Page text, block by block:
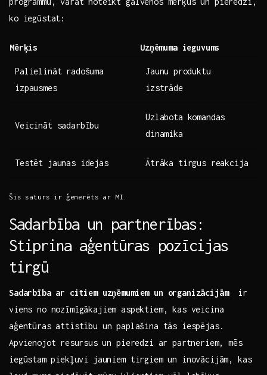
ko iegūstat:
Mērķis Uzņēmuma ieguvums
Palielināt radošuma
izpausmes
Jaunu⁤ produktu
izstrāde
Veicināt sadarbību
Uzlabota komandas
dinamika
Testēt jaunas idejas Ātrāka tirgus‌ reakcija
Šis saturs ir ģenerēts ar MI.
Sadarbība un partnerības:
Stiprina aģentūras pozīcijas
tirgū
Sadarbība ar citiem uzņēmumiem un organizācijām⁢ ir
viens no nozīmīgākajiem ⁣aspektiem, kas veicina
aģentūras attīstību un ⁣paplašina tās iespējas.
Apvienojot ⁤resursus⁢ un pieredzi ar partneriem, mēs
iegūstam⁤ piekļuvi jauniem tirgiem un inovācijām, kas